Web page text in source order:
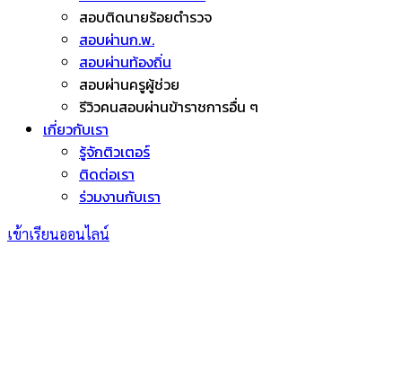
สอบติดนายร้อยตำรวจ
สอบผ่านก.พ.
สอบผ่านท้องถิ่น
สอบผ่านครูผู้ช่วย
รีวิวคนสอบผ่านข้าราชการอื่น ๆ
เกี่ยวกับเรา
รู้จักติวเตอร์
ติดต่อเรา
ร่วมงานกับเรา
เข้าเรียนออนไลน์